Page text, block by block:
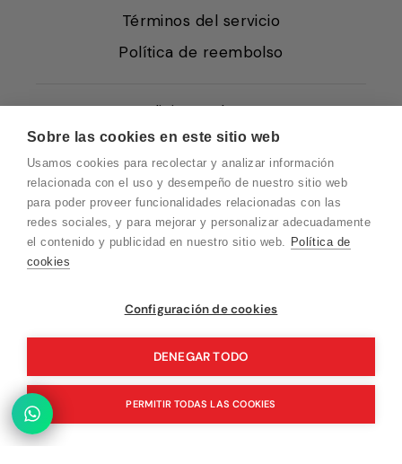
Sobre las cookies en este sitio web
Usamos cookies para recolectar y analizar información
relacionada con el uso y desempeño de nuestro sitio web
para poder proveer funcionalidades relacionadas con las
redes sociales, y para mejorar y personalizar adecuadamente
el contenido y publicidad en nuestro sitio web. Política de
cookies
Configuración de cookies
DENEGAR TODO
PERMITIR TODAS LAS COOKIES
Términos del servicio
Política de reembolso
Condiciones de Venta
Quiénes somos
Política de Cookies
Protección de Datos
Blog EN
Blog DE
Blog IT
Vuelvo en un momento. Recuerda que
nuestro horario de atención al cliente es de